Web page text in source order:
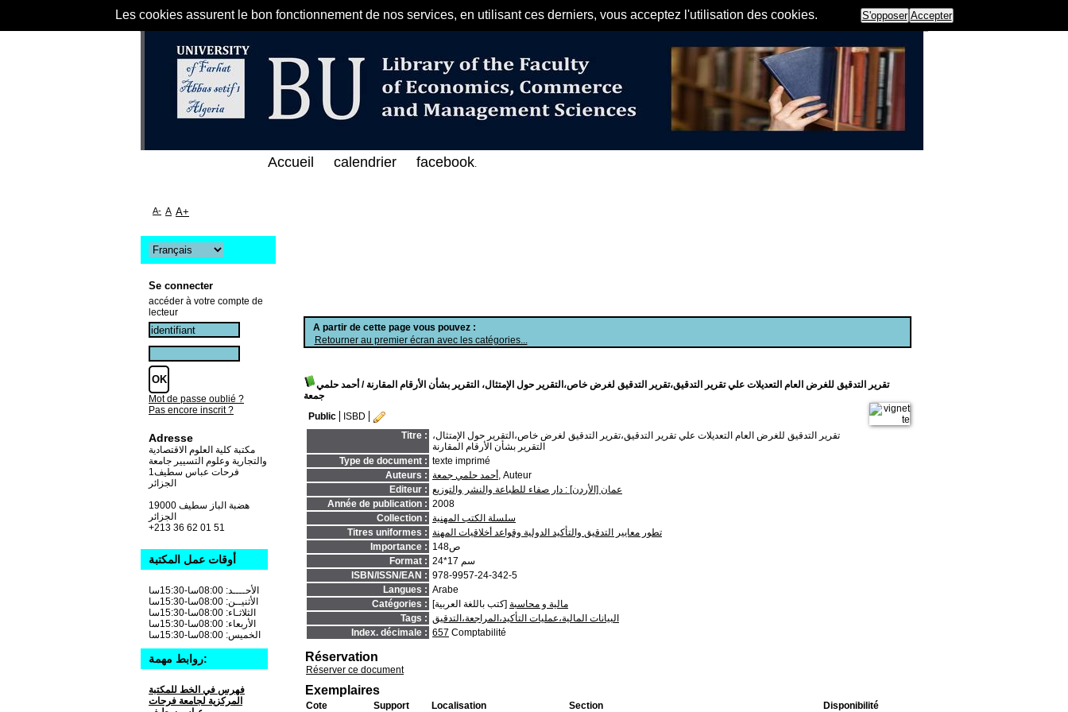
Les cookies assurent le bon fonctionnement de nos services, en utilisant ces derniers, vous acceptez l'utilisation des cookies. S'opposer Accepter
مرحبا بكم في الفهرس الإلكتروني على الخط المباشر لمكتبة كلية العلوم الاقتصادية و
A partir de cette page vous pouvez :
Retourner au premier écran avec les catégories...
تقرير التدقيق للغرض العام التعديلات علي تقرير التدقيق،تقرير التدقيق لغرض خاص،التقرير حول الإمتثال، التقرير بشأن الأرقام المقارنة / أحمد حلمي
جمعة
Public
ISBD
Titre : تقرير التدقيق للغرض العام التعديلات علي تقرير التدقيق،تقرير التدقيق لغرض خاص،التقرير حول الإمتثال،
التقرير بشأن الأرقام المقارنة
Type de document : texte imprimé
Auteurs : أحمد حلمي جمعة , Auteur
Editeur : عمان [الأردن] : دار صفاء للطباعة والنشر والتوزيع
Année de publication : 2008
Collection : سلسلة الكتب المهنية
Titres uniformes : تطور معايير التدقيق والتأكيد الدولية وقواعد أخلاقيات المهنة
Importance :
148ص
Format :
24*17 سم
ISBN/ISSN/EAN : 978-9957-24-342-5
Langues : Arabe
Catégories :
[كتب باللغة العربية] مالية و محاسبة
Tags : البيانات المالية،عمليات التأكيد،المراجعة،التدقيق
Index. décimale : 657 Comptabilité
Réservation
Réserver ce document
Exemplaires
Cote Support Localisation Section Disponibilité
Accueil calendrier facebook.
A- A A+
Se connecter
accéder à votre compte de
lecteur
Mot de passe oublié ?
Pas encore inscrit ?
Adresse
مكتبة كلية العلوم الاقتصادية
والتجارية وعلوم التسيير جامعة
فرحات عباس سطيف1
الجزائر
19000 هضبة الباز سطيف
+213 36 62 01 51
أوقات عمل المكتبة
الأحــــد: 08:00سا-15:30سا
الأثنيــن: 08:00سا-15:30سا
الثلاثـاء: 08:00سا-15:30سا
الأربعاء: 08:00سا-15:30سا
الخميس: 08:00سا-15:30سا
روابط مهمة:
فهرس في الخط للمكتبة
المركزية لجامعة فرحات